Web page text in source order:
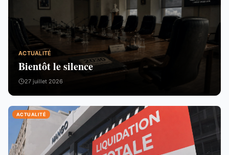
ACTUALITÉ
Bientôt le silence
27 juillet 2026
ACTUALITÉ